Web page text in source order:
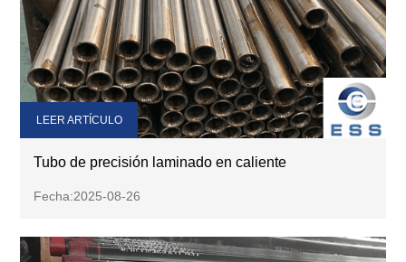
Tubo de precisión laminado en caliente
Fecha:2025-08-26
LEER ARTÍCULO